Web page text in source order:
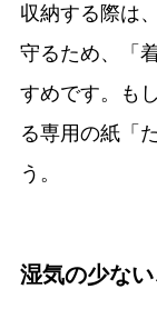
収納する際は
守るため、「
すめです。も
る専用の紙「
う。
湿気の少な